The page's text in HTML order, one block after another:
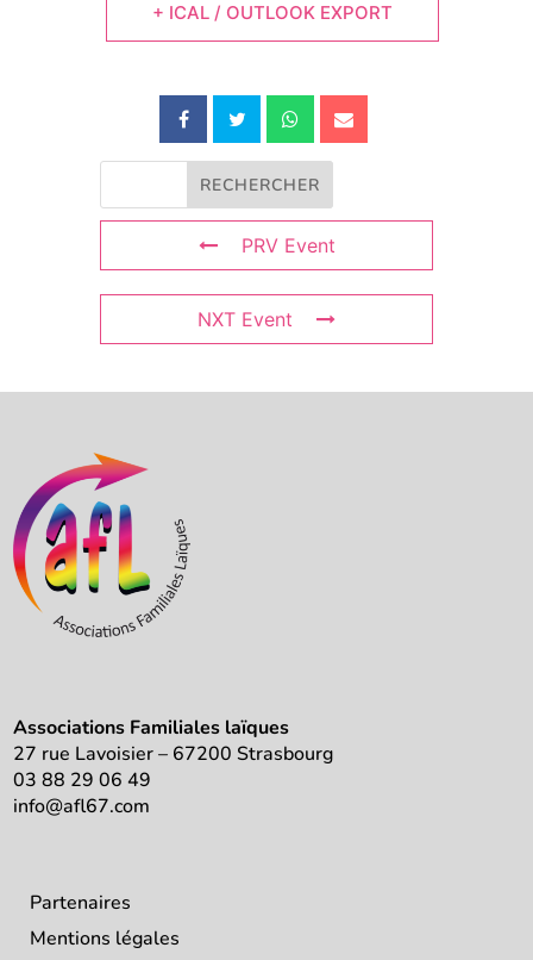
+ ICAL / OUTLOOK EXPORT
PRV Event
NXT Event
Associations Familiales laïques
27 rue Lavoisier – 67200 Strasbourg
03 88 29 06 49
info@afl67.com
Partenaires
Mentions légales